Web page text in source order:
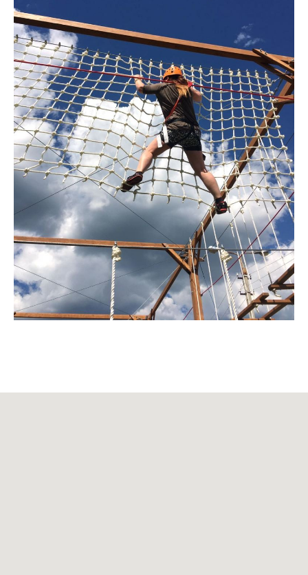
8 (495) 980-79-79
info@shukolovo.ru
Информация
8 (977) 339-26-26
- служба размещения
- общий